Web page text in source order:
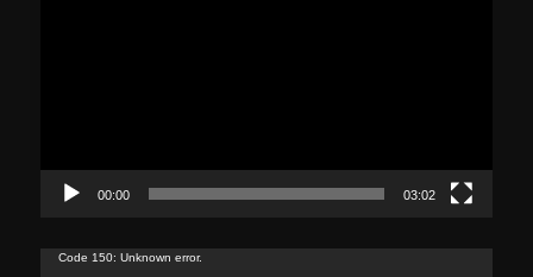
00:00 03:02
Lecteur
Code 150: Unknown error.